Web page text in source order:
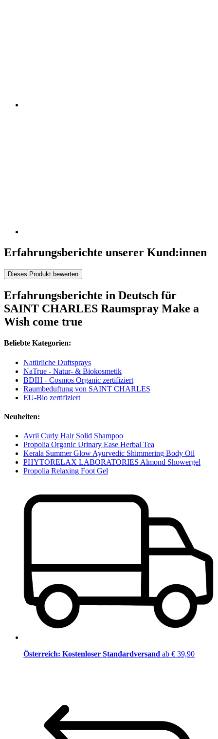
Erfahrungsberichte unserer Kund:innen
Dieses Produkt bewerten
Erfahrungsberichte in Deutsch für
SAINT CHARLES Raumspray Make a
Wish come true
Beliebte Kategorien:
Natürliche Duftsprays
NaTrue - Natur- & Biokosmetik
BDIH - Cosmos Organic zertifiziert
Raumbeduftung von SAINT CHARLES
EU-Bio zertifiziert
Neuheiten:
Avril Curly Hair Solid Shampoo
Propolia Organic Urinary Ease Herbal Tea
Kerala Summer Glow Ayurvedic Shimmering Body Oil
PHYTORELAX LABORATORIES Almond Showergel
Propolia Relaxing Foot Gel
Österreich: Kostenloser Standardversand ab € 39,90